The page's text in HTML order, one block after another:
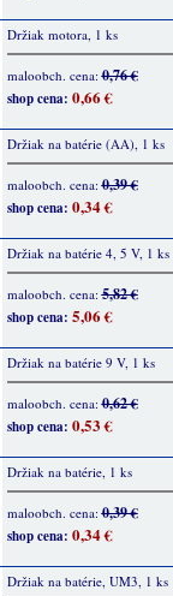
Držiak motora, 1 ks
maloobch. cena:0,76 €
shop cena: 0,66 €
Držiak na batérie (AA), 1 ks
maloobch. cena:0,39 €
shop cena: 0,34 €
Držiak na batérie 4, 5 V, 1 ks
maloobch. cena:5,82 €
shop cena: 5,06 €
Držiak na batérie 9 V, 1 ks
maloobch. cena:0,62 €
shop cena: 0,53 €
Držiak na batérie, 1 ks
maloobch. cena:0,39 €
shop cena: 0,34 €
Držiak na batérie, UM3, 1 ks